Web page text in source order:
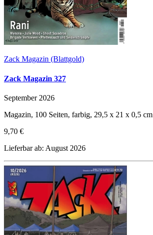
Zack Magazin (Blattgold)
Zack Magazin 327
September 2026
Magazin, 100 Seiten, farbig, 29,5 x 21 x 0,5 cm
9,70 €
Lieferbar ab: August 2026